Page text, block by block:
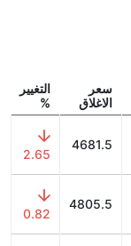
سعر
الاغلاق
التغيير
%
4681.5
2.65
4805.5
0.82